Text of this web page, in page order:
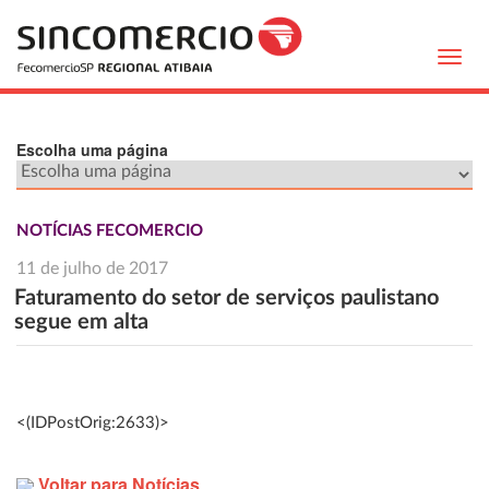
Escolha uma página
NOTÍCIAS FECOMERCIO
11 de julho de 2017
Faturamento do setor de serviços paulistano
segue em alta
<(IDPostOrig:2633)>